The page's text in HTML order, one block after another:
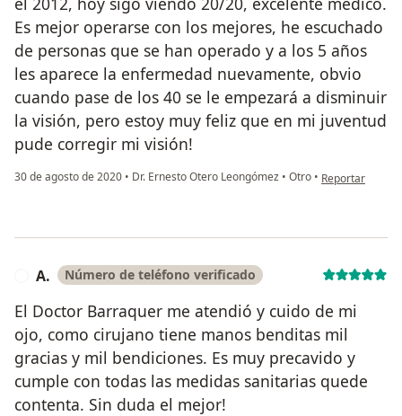
Es mejor operarse con los mejores, he escuchado
de personas que se han operado y a los 5 años
les aparece la enfermedad nuevamente, obvio
cuando pase de los 40 se le empezará a disminuir
la visión, pero estoy muy feliz que en mi juventud
pude corregir mi visión!
30 de agosto de 2020 • Dr. Ernesto Otero Leongómez • Otro • en opinión del
Reportar
A. Número de teléfono verificado
El Doctor Barraquer me atendió y cuido de mi
ojo, como cirujano tiene manos benditas mil
gracias y mil bendiciones. Es muy precavido y
cumple con todas las medidas sanitarias quede
contenta. Sin duda el mejor!